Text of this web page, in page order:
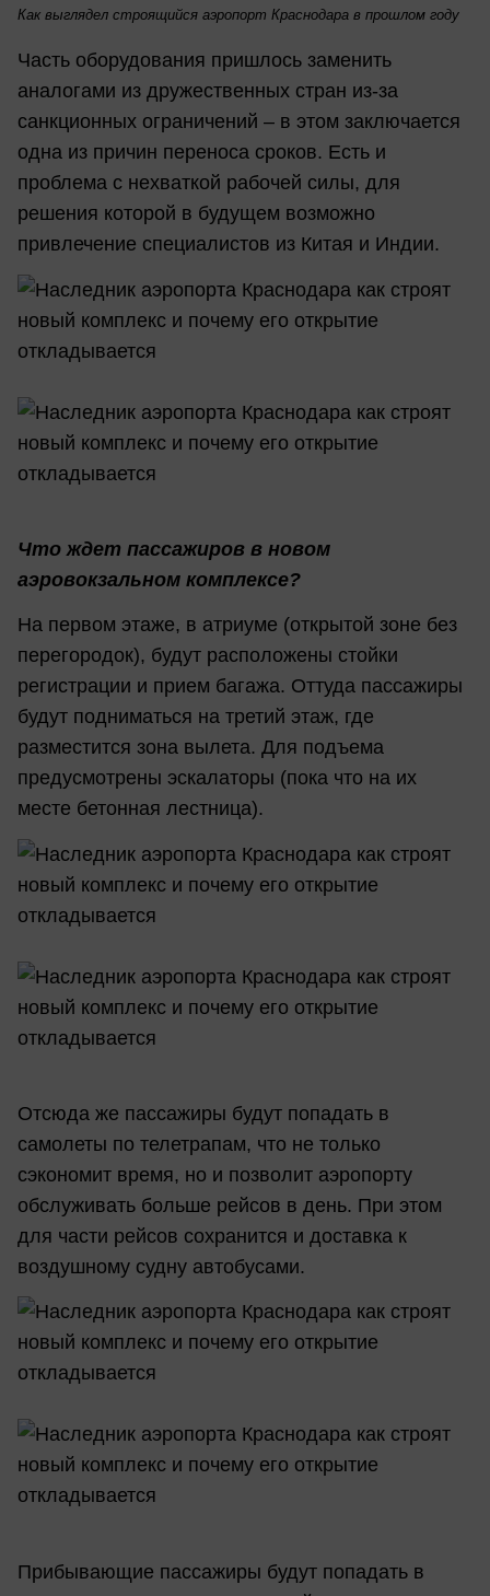
Как выглядел строящийся аэропорт Краснодара в прошлом году
Часть оборудования пришлось заменить
аналогами из дружественных стран из-за
санкционных ограничений – в этом заключается
одна из причин переноса сроков. Есть и
проблема с нехваткой рабочей силы, для
решения которой в будущем возможно
привлечение специалистов из Китая и Индии.
Что ждет пассажиров в новом
аэровокзальном комплексе?
На первом этаже, в атриуме (открытой зоне без
перегородок), будут расположены стойки
регистрации и прием багажа. Оттуда пассажиры
будут подниматься на третий этаж, где
разместится зона вылета. Для подъема
предусмотрены эскалаторы (пока что на их
месте бетонная лестница).
Отсюда же пассажиры будут попадать в
самолеты по телетрапам, что не только
сэкономит время, но и позволит аэропорту
обслуживать больше рейсов в день. При этом
для части рейсов сохранится и доставка к
воздушному судну автобусами.
Прибывающие пассажиры будут попадать в